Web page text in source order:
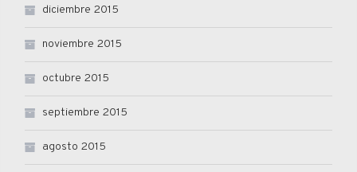
diciembre 2015
noviembre 2015
octubre 2015
septiembre 2015
agosto 2015